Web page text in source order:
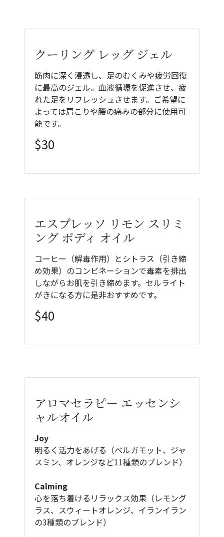
クーリング レッグ ジェル
筋肉に深く浸透し、足のむくみや疲労回復
に最高のジェル。血液循環を促進させ、疲
れた足をリフレッシュさせます。ご希望に
よっては肩こりや腰の痛みの部分に使用可
能です。
$30
エスプレッソ リモン スリミ
ング ボディ オイル
コーヒー（解毒作用）とシトラス（引き締
め効果）のコンビネーションで毒素を排出
しながらお肌を引き締めます。セルライト
がきになる方に是非おすすめです。
$40
アロマセラピー エッセンシ
ャルオイル
Joy
明るく活力をあげる（ベルガモット、ジャ
スミン、オレンジなど11種類のブレンド）
Calming
心を落ち着けるリラックス効果（レモング
ラス、スウィートオレンジ、イランイラン
の3種類のブレンド）